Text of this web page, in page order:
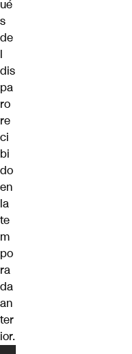
ué
s
de
l
dis
pa
ro
re
ci
bi
do
en
la
te
m
po
ra
da
an
ter
ior.